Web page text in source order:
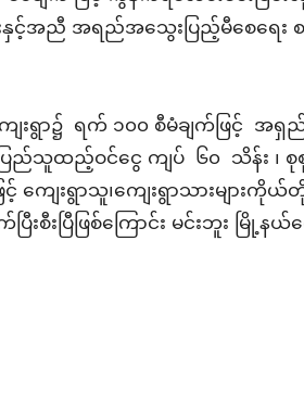
င့်အညီ အရည်အသွေးပြည့်မီစေရေး စန
၌ ရက် ၁၀၀ စီမံချက်ဖြင့် အရှည်ပ
ြည်သူထည့်ဝင်ငွေ ကျပ် ၆၀ သိန်း ၊ စု
ြင့် ကျေးရွာသူ၊ကျေးရွာသားမျ
းစီးပြီဖြစ်ကြောင်း မင်းဘူး မြို့နယ်